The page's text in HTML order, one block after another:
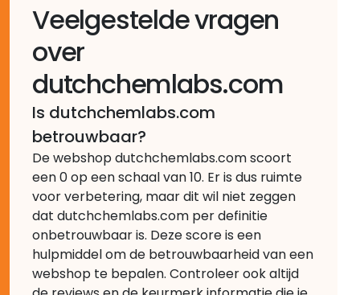
Veelgestelde vragen
over
dutchchemlabs.com
Is dutchchemlabs.com
betrouwbaar?
De webshop dutchchemlabs.com scoort
een 0 op een schaal van 10. Er is dus ruimte
voor verbetering, maar dit wil niet zeggen
dat dutchchemlabs.com per definitie
onbetrouwbaar is. Deze score is een
hulpmiddel om de betrouwbaarheid van een
webshop te bepalen. Controleer ook altijd